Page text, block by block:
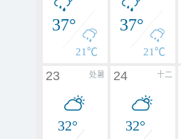
37°
21℃
37°
21℃
处暑
23
32°
十二
24
32°